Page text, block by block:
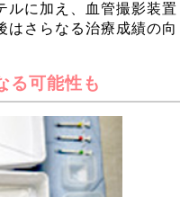
ルに加え、血管撮影装置
はさらなる治療成績の向
る可能性も